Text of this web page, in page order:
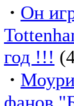
· Он
год !!!
·